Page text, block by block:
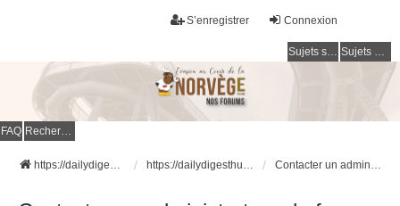
Connexion
S’enregistrer
Sujets sans réponse Sujets actifs
FAQ Rechercher
https://dailydigesthub.com https://dailydigesthub.com Contacter un administrateur du forum